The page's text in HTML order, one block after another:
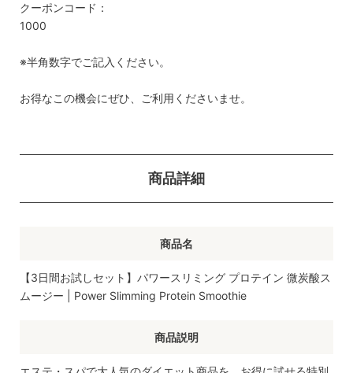
クーポンコード：
1000
※半角数字でご記入ください。
お得なこの機会にぜひ、ご利用くださいませ。
商品詳細
商品名
【3日間お試しセット】パワースリミング プロテイン 微炭酸ス
ムージー | Power Slimming Protein Smoothie
商品説明